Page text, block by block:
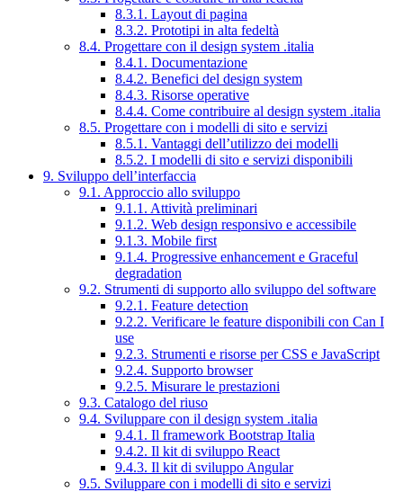
8.3.1. Layout di pagina
8.3.2. Prototipi in alta fedeltà
8.4. Progettare con il design system .italia
8.4.1. Documentazione
8.4.2. Benefici del design system
8.4.3. Risorse operative
8.4.4. Come contribuire al design system .italia
8.5. Progettare con i modelli di sito e servizi
8.5.1. Vantaggi dell’utilizzo dei modelli
8.5.2. I modelli di sito e servizi disponibili
9. Sviluppo dell’interfaccia
9.1. Approccio allo sviluppo
9.1.1. Attività preliminari
9.1.2. Web design responsivo e accessibile
9.1.3. Mobile first
9.1.4. Progressive enhancement e Graceful
degradation
9.2. Strumenti di supporto allo sviluppo del software
9.2.1. Feature detection
9.2.2. Verificare le feature disponibili con Can I
use
9.2.3. Strumenti e risorse per CSS e JavaScript
9.2.4. Supporto browser
9.2.5. Misurare le prestazioni
9.3. Catalogo del riuso
9.4. Sviluppare con il design system .italia
9.4.1. Il framework Bootstrap Italia
9.4.2. Il kit di sviluppo React
9.4.3. Il kit di sviluppo Angular
9.5. Sviluppare con i modelli di sito e servizi